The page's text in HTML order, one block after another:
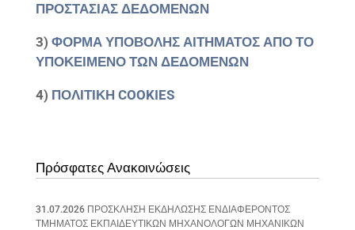
ΠΡΟΣΤΑΣΙΑΣ ΔΕΔΟΜΕΝΩΝ
3) ΦΟΡΜΑ ΥΠΟΒΟΛΗΣ ΑΙΤΗΜΑΤΟΣ ΑΠΟ ΤΟ
ΥΠΟΚΕΙΜΕΝΟ ΤΩΝ ΔΕΔΟΜΕΝΩΝ
4) ΠΟΛΙΤΙΚΗ COOKIES
Πρόσφατες Ανακοινώσεις
31.07.2026 ΠΡΟΣΚΛΗΣΗ ΕΚΔΗΛΩΣΗΣ ΕΝΔΙΑΦΕΡΟΝΤΟΣ
ΤΜΗΜΑΤΟΣ ΕΚΠΑΙΔΕΥΤΙΚΩΝ ΜΗΧΑΝΟΛΟΓΩΝ ΜΗΧΑΝΙΚΩΝ